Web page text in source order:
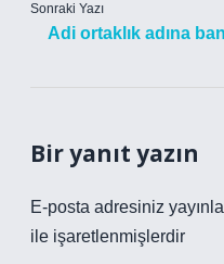
Sonraki Yazı
Adi ortaklık adına
Bir yanıt yazın
E-posta adresiniz
ile işaretlenmişlerdir